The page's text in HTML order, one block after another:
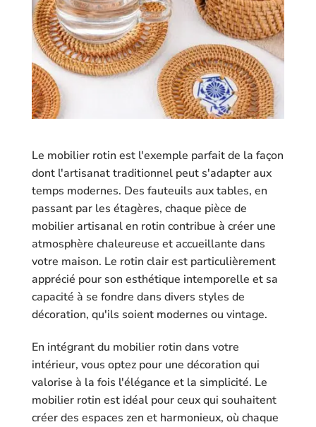
Le mobilier rotin est l'exemple parfait de la façon
dont l'artisanat traditionnel peut s'adapter aux
temps modernes. Des fauteuils aux tables, en
passant par les étagères, chaque pièce de
mobilier artisanal en rotin contribue à créer une
atmosphère chaleureuse et accueillante dans
votre maison. Le rotin clair est particulièrement
apprécié pour son esthétique intemporelle et sa
capacité à se fondre dans divers styles de
décoration, qu'ils soient modernes ou vintage.
En intégrant du mobilier rotin dans votre
intérieur, vous optez pour une décoration qui
valorise à la fois l'élégance et la simplicité. Le
mobilier rotin est idéal pour ceux qui souhaitent
créer des espaces zen et harmonieux, où chaque